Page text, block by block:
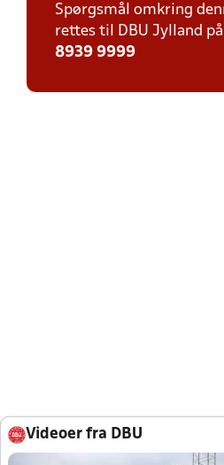
Spørgsmål omkring
rettes til DBU Jylland på
8939 9999
Videoer fra DBU